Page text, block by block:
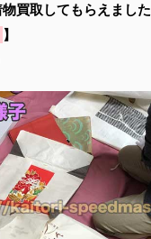
物買取してもらえました
】